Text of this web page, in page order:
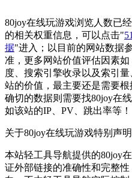
80joy在线玩游戏浏览人数已
的相关权重信息，可以点击"
据"进入；以目前的网站数据
准，更多网站价值评估因素
度、搜索引擎收录以及索引
站的价值，最主要还是需要
确切的数据则需要找80joy在
如该站的IP、PV、跳出率等！
关于80joy在线玩游戏特别声明
本站轻工具导航提供的80joy
证外部链接的准确性和完整